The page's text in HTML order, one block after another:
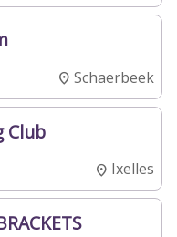
Schaerbeek
Club
Ixelles